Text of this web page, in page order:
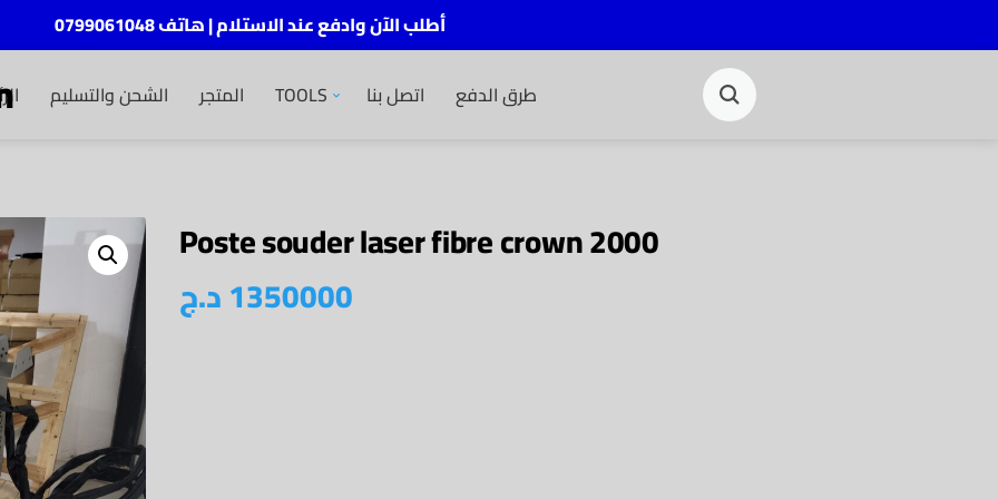
أطلب الآن وادفع عند الاستلام | هاتف 0799061048
الشحن والتسليم المتجر TOOLS اتصل بنا طرق الدفع
Poste souder laser fibre crown 2000
1350000د.ج